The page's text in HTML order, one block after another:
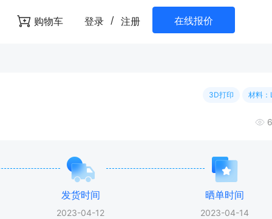
购物车 登录 / 注册 在线报价
3D打印 材料
发货时间
2023-04-12
晒单时间
2023-04-14